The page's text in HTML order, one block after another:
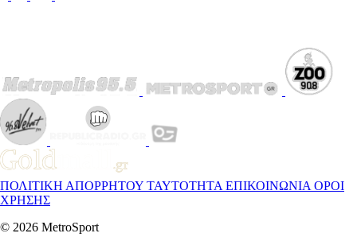
ΠΟΛΙΤΙΚΗ ΑΠΟΡΡΗΤΟΥ ΤΑΥΤΟΤΗΤΑ ΕΠΙΚΟΙΝΩΝΙΑ ΟΡΟΙ
ΧΡΗΣΗΣ
© 2026 MetroSport